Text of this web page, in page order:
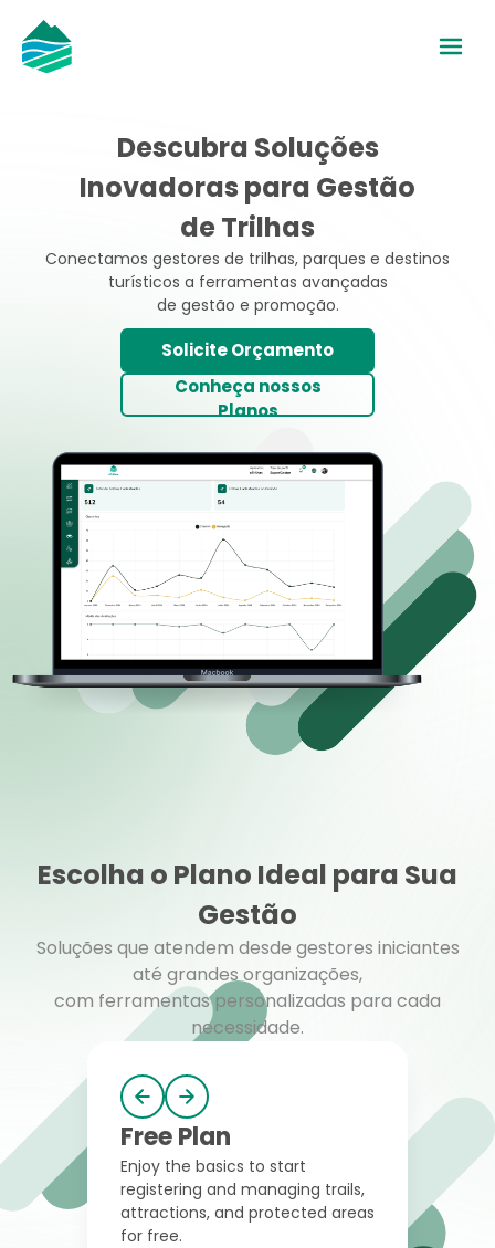
Descubra Soluções
Inovadoras para Gestão
de Trilhas
Conectamos gestores de trilhas, parques e destinos
turísticos a ferramentas avançadas
de gestão e promoção.
Solicite Orçamento
Conheça nossos
Planos
Escolha o Plano Ideal para Sua
Gestão
Soluções que atendem desde gestores iniciantes
até grandes organizações,
com ferramentas personalizadas para cada
necessidade.
Free Plan
Enjoy the basics to start
registering and managing trails,
attractions, and protected areas
for free.